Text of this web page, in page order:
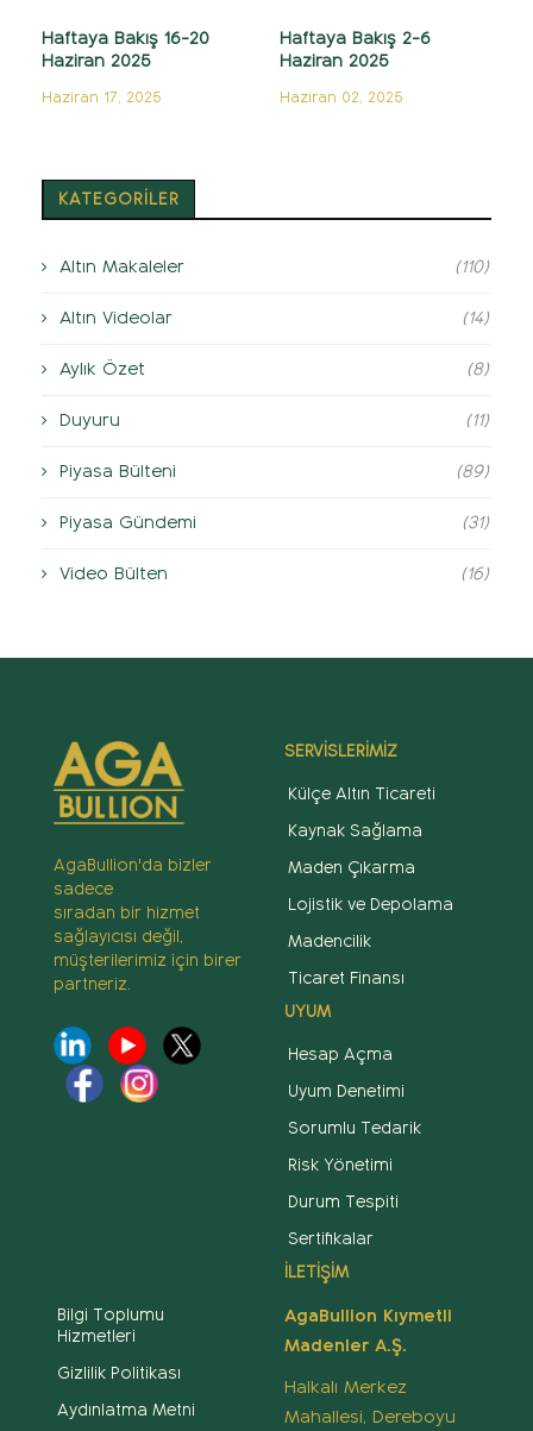
Haftaya Bakış 16-20
Haziran 2025
Haziran 17, 2025
Haftaya Bakış 2-6
Haziran 2025
Haziran 02, 2025
KATEGORİLER
Altın Makaleler (110)
Altın Videolar (14)
Aylık Özet (8)
Duyuru (11)
Piyasa Bülteni (89)
Piyasa Gündemi (31)
Video Bülten (16)
AgaBullion'da bizler
sadece
sıradan bir hizmet
sağlayıcısı değil,
müşterilerimiz için birer
partneriz.
SERVİSLERİMİZ
Külçe Altın Ticareti
Kaynak Sağlama
Maden Çıkarma
Lojistik ve Depolama
Madencilik
Ticaret Finansı
UYUM
Hesap Açma
Uyum Denetimi
Sorumlu Tedarik
Risk Yönetimi
Durum Tespiti
Sertifikalar
Bilgi Toplumu
Hizmetleri
Gizlilik Politikası
Aydınlatma Metni
İLETİŞİM
AgaBullion Kıymetli
Madenler A.Ş.
Halkalı Merkez
Mahallesi, Dereboyu